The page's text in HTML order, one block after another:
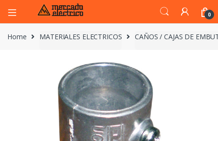
0
Home MATERIALES ELECTRICOS CAÑOS / CAJAS DE